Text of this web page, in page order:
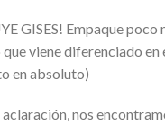
GISES! Empaque
viene diferenciado en
en absoluto)
nos